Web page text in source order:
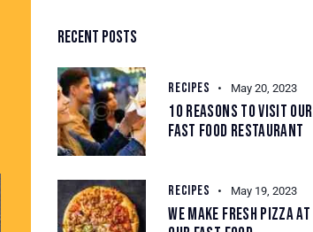
RECENT POSTS
RECIPES May 20, 2023
10 REASONS TO VISIT OUR
FAST FOOD RESTAURANT
RECIPES May 19, 2023
WE MAKE FRESH PIZZA AT